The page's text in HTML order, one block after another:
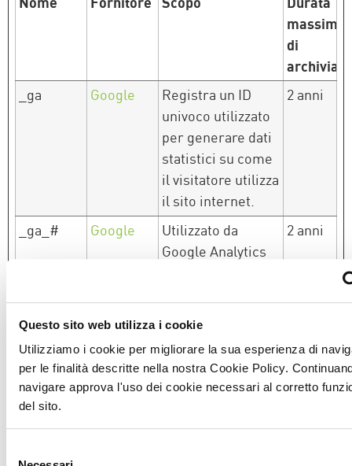
Questo sito web utilizza i cookie
Utilizziamo i cookie per migliorare la sua esperienza di
per le finalità descritte nella nostra Cookie Policy.
navigare approva l'uso dei cookie necessari al corretto
del sito.
massima
di
_ga
Google
Registra un ID
univoco utilizzato
per generare dati
statistici su come
il visitatore utilizza
il sito internet.
2 anni
_ga_# Google
Utilizzato da
Google Analytics
il sito internet,
oltre che le dati
2 anni